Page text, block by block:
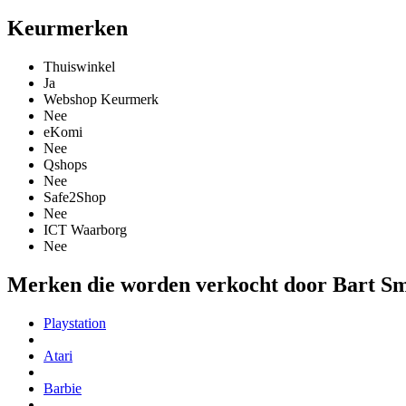
Keurmerken
Thuiswinkel
Ja
Webshop Keurmerk
Nee
eKomi
Nee
Qshops
Nee
Safe2Shop
Nee
ICT Waarborg
Nee
Merken die worden verkocht door Bart
Playstation
Atari
Barbie